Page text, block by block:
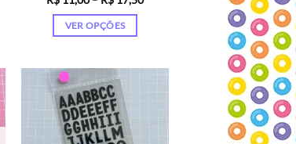
VER OPÇÕES
tem
várias
variantes.
As